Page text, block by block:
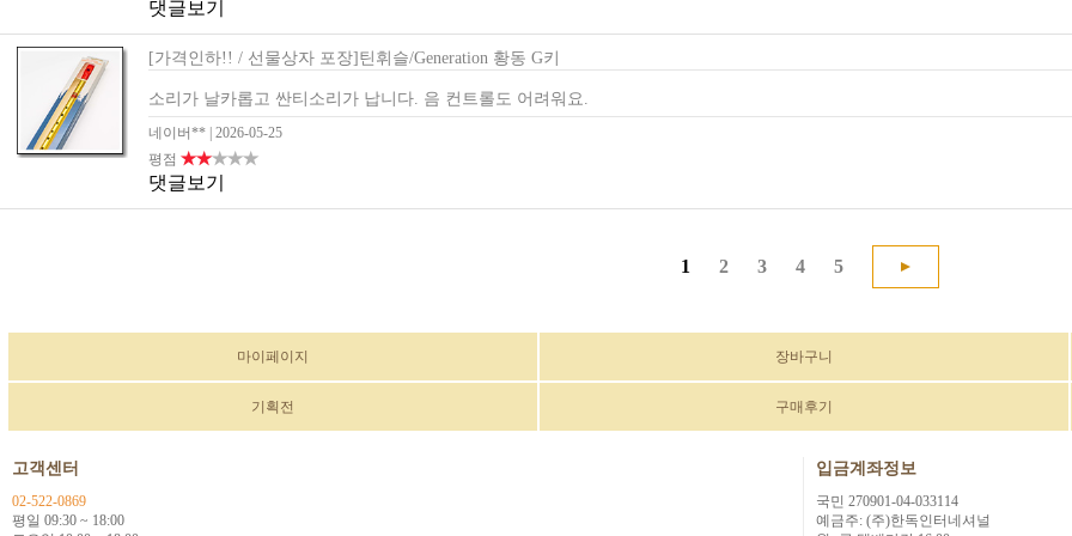
댓글보기
[가격인하!! / 선물상자 포장]틴휘슬/Generation 황동 G키
소리가 날카롭고 싼티소리가 납니다. 음 컨트롤도 어려워요.
네이버** | 2026-05-25
평점 ★★★★★
댓글보기
1 2 3 4 5
마이페이지 장바구니
기획전 구매후기
고객센터
02-522-0869
평일 09:30 ~ 18:00
입금계좌정보
국민 270901-04-033114
예금주: (주)한독인터네셔널